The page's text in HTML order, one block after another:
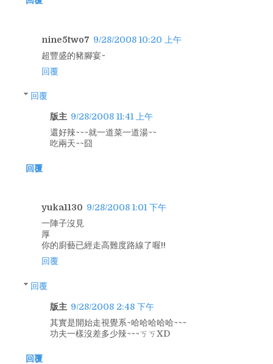
nine5two7 9/28/2008 10:20 上午
超豐盛的豬腳宴~
回覆
回覆
版主 9/28/2008 11:41 上午
還好辣~~~就一道菜一道湯~~
吃兩天~~囧
回覆
yuka1130 9/28/2008 1:01 下午
一陣子沒見
厚
你的廚藝已經走高難度路線了喔!!
回覆
回覆
版主 9/28/2008 2:48 下午
其實是開始走視覺系~哈哈哈哈哈~~~
功夫一樣沒差多少辣~~~ㄎㄎXD
回覆